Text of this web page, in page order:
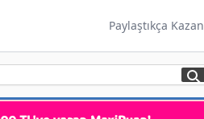
Paylaştıkça Kazan